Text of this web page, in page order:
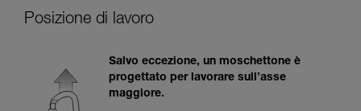
consultarlo. Dovete aver compreso le
capire queste ulteriori informazioni.
La padronanza di queste tecniche richiede una
formazione ed un addestramento specifico.
Verificate con un professionista la vostra
Posizione di lavoro
Salvo eccezione, un moschettone è
progettato per lavorare sull’asse
maggiore.